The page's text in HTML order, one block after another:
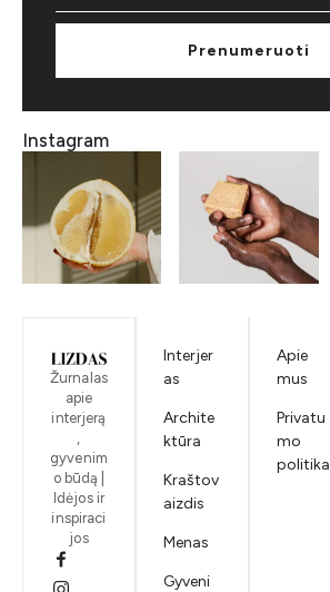
Prenumeruoti
Instagram
Žurnalas
apie
interjerą
,
gyvenim
o būdą |
Idėjos ir
inspiraci
jos
Interjer
as
Archite
ktūra
Kraštov
aizdis
Menas
Gyveni
Apie
mus
Privatu
mo
politika